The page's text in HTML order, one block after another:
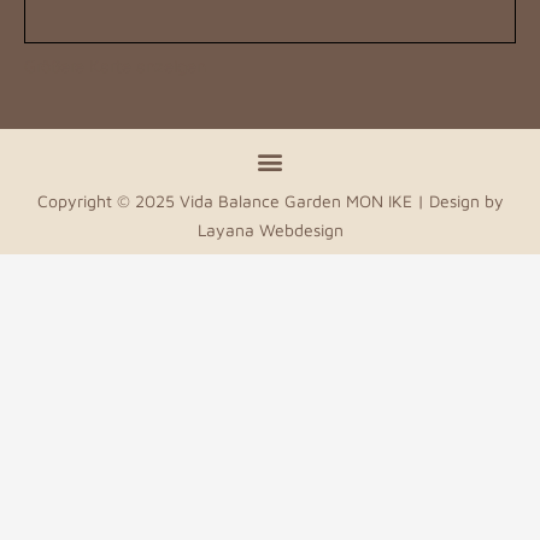
Copyright © 2025 Vida Balance Garden MON IKE | Design by
Layana Webdesign